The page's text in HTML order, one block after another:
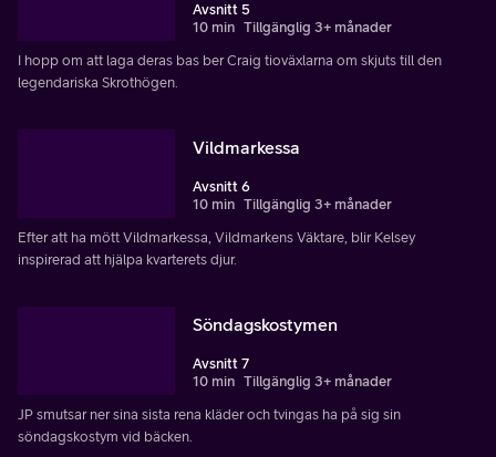
Avsnitt 5
10 min Tillgänglig 3+ månader
I hopp om att laga deras bas ber Craig tioväxlarna om skjuts till den
legendariska Skrothögen.
Vildmarkessa
Avsnitt 6
10 min Tillgänglig 3+ månader
Efter att ha mött Vildmarkessa, Vildmarkens Väktare, blir Kelsey
inspirerad att hjälpa kvarterets djur.
Söndagskostymen
Avsnitt 7
10 min Tillgänglig 3+ månader
JP smutsar ner sina sista rena kläder och tvingas ha på sig sin
söndagskostym vid bäcken.